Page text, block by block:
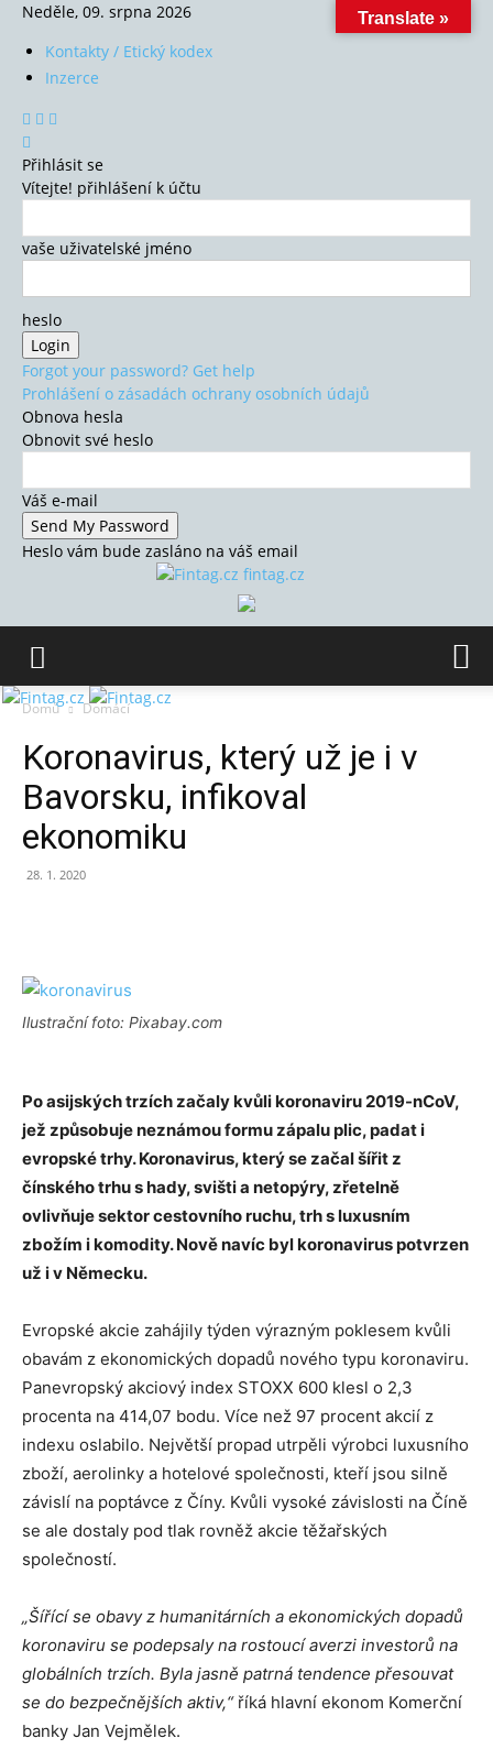
Neděle, 09. srpna 2026
Kontakty / Etický kodex
Inzerce
Přihlásit se
Vítejte! přihlášení k účtu
vaše uživatelské jméno
heslo
Forgot your password? Get help
Prohlášení o zásadách ochrany osobních údajů
Obnova hesla
Obnovit své heslo
Váš e-mail
Heslo vám bude zasláno na váš email
fintag.cz
Domů Domácí
Koronavirus, který už je i v
Bavorsku, infikoval
ekonomiku
28. 1. 2020
Ilustrační foto: Pixabay.com
Po asijských trzích začaly kvůli koronaviru 2019-nCoV,
jež způsobuje neznámou formu zápalu plic, padat i
evropské trhy. Koronavirus, který se začal šířit z
čínského trhu s hady, svišti a netopýry, zřetelně
ovlivňuje sektor cestovního ruchu, trh s luxusním
zbožím i komodity. Nově navíc byl koronavirus potvrzen
už i v Německu.
Evropské akcie zahájily týden výrazným poklesem kvůli
obavám z ekonomických dopadů nového typu koronaviru.
Panevropský akciový index STOXX 600 klesl o 2,3
procenta na 414,07 bodu. Více než 97 procent akcií z
indexu oslabilo. Největší propad utrpěli výrobci luxusního
zboží, aerolinky a hotelové společnosti, kteří jsou silně
závislí na poptávce z Číny. Kvůli vysoké závislosti na Číně
se ale dostaly pod tlak rovněž akcie těžařských
společností.
„Šířící se obavy z humanitárních a ekonomických dopadů
koronaviru se podepsaly na rostoucí averzi investorů na
globálních trzích. Byla jasně patrná tendence přesouvat
se do bezpečnějších aktiv,“ říká hlavní ekonom Komerční
banky Jan Vejmělek.
Translate »